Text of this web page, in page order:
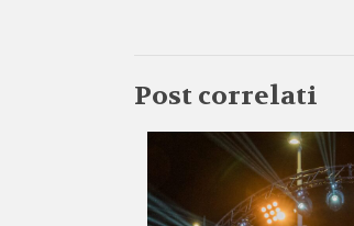
Post correlati